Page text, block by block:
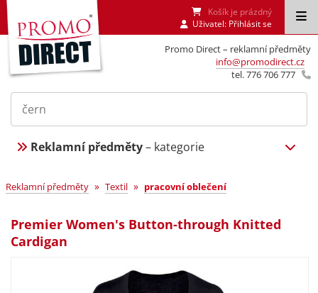
Promo Direct – reklamní předměty
info@promodirect.cz
tel. 776 706 777
Košík je prázdný
Uživatel: Přihlásit se
Reklamní předměty– kategorie
Reklamní předměty » Textil » pracovní oblečení
Premier Women's Button-through Knitted
Cardigan